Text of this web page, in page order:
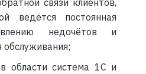
связи клиентов,
ведётся постоянная
недочётов и
обслуживания;
области система 1С и